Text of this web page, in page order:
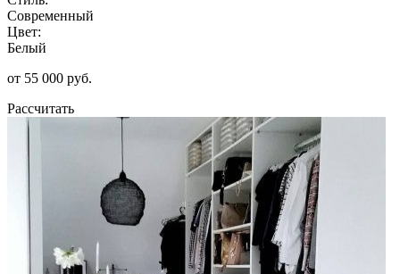
Современный
Цвет:
Белый
от 55 000 руб.
Рассчитать